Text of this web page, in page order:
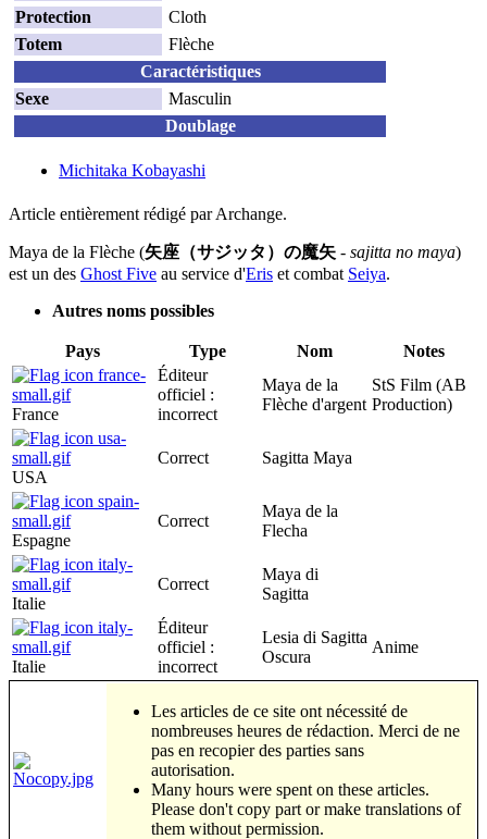
Protection
Cloth
Totem
Flèche
Caractéristiques
Sexe
Masculin
Doublage
Michitaka Kobayashi
Article entièrement rédigé par Archange.
Maya de la Flèche (矢座（サジッタ）の魔矢 - sajitta no maya)
est un des Ghost Five au service d'Eris et combat Seiya.
Autres noms possibles
Pays Type Nom Notes
France
Éditeur
officiel :
incorrect
Maya de la
Flèche d'argent
StS Film (AB
Production)
USA
Correct Sagitta Maya
Espagne
Correct
Maya de la
Flecha
Italie
Correct
Maya di
Sagitta
Italie
Éditeur
officiel :
incorrect
Lesia di Sagitta
Oscura
Anime
Les articles de ce site ont nécessité de
nombreuses heures de rédaction. Merci de ne
pas en recopier des parties sans
autorisation.
Many hours were spent on these articles.
Please don't copy part or make translations of
them without permission.